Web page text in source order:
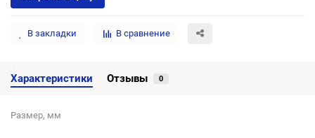
В закладки В сравнение
Характеристики Отзывы 0
Размер, мм